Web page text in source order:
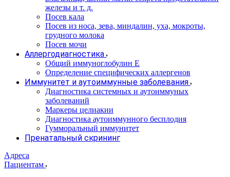
железы и т. д.
Посев кала
Посев из носа, зева, миндалин, уха, мокроты,
грудного молока
Посев мочи
Аллергодиагностика
Общий иммуноглобулин Е
Определение специфических аллергенов
Иммунитет и аутоиммунные заболевания
Диагностика системных и аутоиммуных
заболеваний
Маркеры целиакии
Диагностика аутоиммунного бесплодия
Гумморальный иммунитет
Пренатальный скрининг
Адреса
Пациентам